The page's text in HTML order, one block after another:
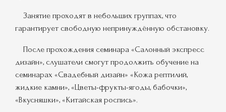
Занятие проходят в небольших группах, что
гарантирует свободную непринуждённую обстановку.
После прохождения семинара «Салонный экспресс
дизайн», слушатели смогут продолжить обучение на
семинарах «Свадебный дизайн» «Кожа рептилий,
жидкие камни», «Цветы-фрукты-ягоды, бабочки»,
«Вкусняшки», «Китайская роспись».